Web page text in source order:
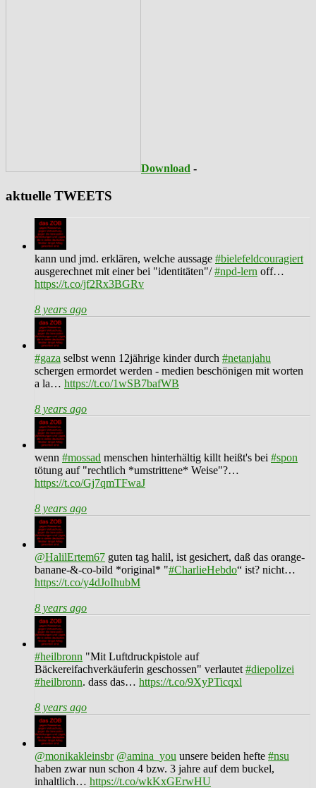
Download -
aktuelle TWEETS
kann und jmd. erklären, welche aussage #bielefeldcouragiert
ausgerechnet mit einer bei "identitäten"/#npd-lern off…
https://t.co/jf2Rx3BGRv
8 years ago
#gaza selbst wenn 12jährige kinder durch #netanjahu
schergen ermordet werden - medien beschönigen mit worten
a la… https://t.co/1wSB7bafWB
8 years ago
wenn #mossad menschen hinterhältig killt heißt's bei #spon
tötung auf "rechtlich *umstrittene* Weise"?…
https://t.co/Gj7qmTFwaJ
8 years ago
@HalilErtem67 guten tag halil, ist gesichert, daß das orange-
banane-&-co-bild *original* "#CharlieHebdo“ ist? nicht…
https://t.co/y4dJoIhubM
8 years ago
#heilbronn "Mit Luftdruckpistole auf
Bäckereifachverkäuferin geschossen" verlautet #diepolizei
#heilbronn. dass das… https://t.co/9XyPTicqxl
8 years ago
@monikakleinsbr @amina_you unsere beiden hefte #nsu
haben zwar nun schon 4 bzw. 3 jahre auf dem buckel,
inhaltlich… https://t.co/wkKxGErwHU